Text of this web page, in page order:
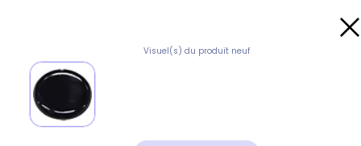
Visuel(s) du produit neuf